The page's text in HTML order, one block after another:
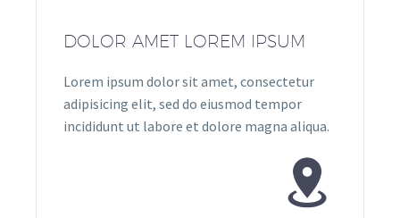
DOLOR AMET LOREM IPSUM
Lorem ipsum dolor sit amet, consectetur
adipisicing elit, sed do eiusmod tempor
incididunt ut labore et dolore magna aliqua.

